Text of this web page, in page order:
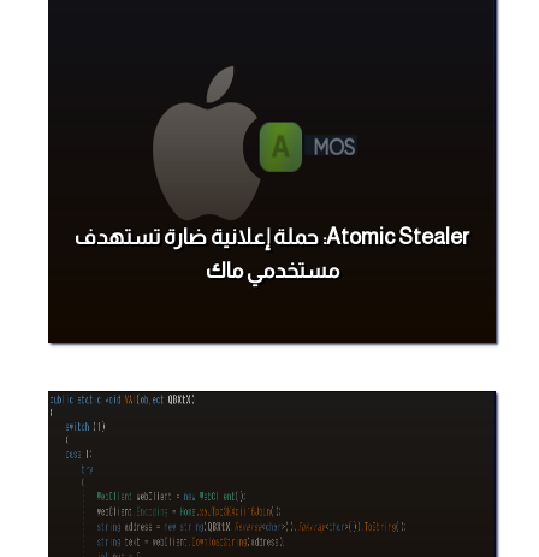
Atomic Stealer: حملة إعلانية ضارة تستهدف
مستخدمي ماك